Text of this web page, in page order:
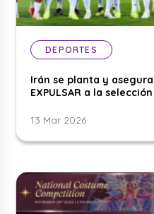
DEPORTES
Irán se planta y asegura
EXPULSAR a la
13 Mar 2026